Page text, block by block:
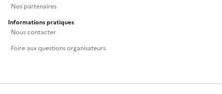
Nos partenaires
Informations pratiques
Nous contacter
Foire aux questions organisateurs